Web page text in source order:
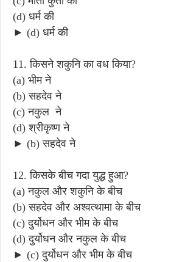
(d) धर्म की
► (d) धर्म की
11. किसने शकुनि का वध किया?
(a) भीम ने
(b) सहदेव ने
(c) नकुल ने
(d) श्रीकृष्ण ने
► (b) सहदेव ने
12. किसके बीच गदा युद्ध हुआ?
(a) नकुल और शकुनि के बीच
(b) सहदेव और अश्वत्थामा के बीच
(c) दुर्योधन और भीम के बीच
(d) दुर्योधन और नकुल के बीच
► (c) दुर्योधन और भीम के बीच